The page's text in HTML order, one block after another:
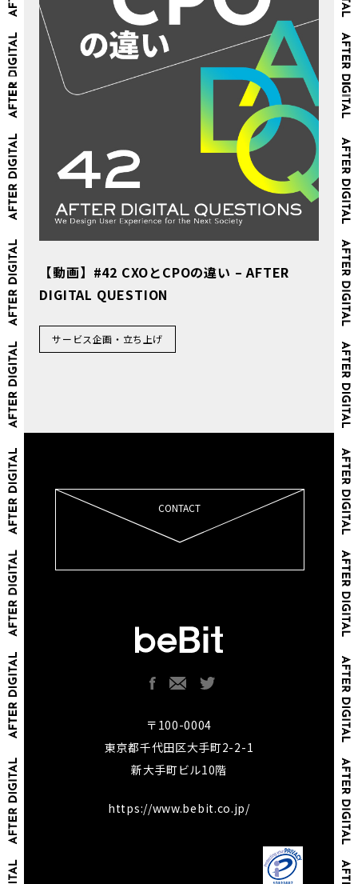
【動画】#42 CXOとCPOの違い – AFTER
DIGITAL QUESTION
サービス企画・立ち上げ
CONTACT
〒100-0004
東京都千代田区大手町2-2-1
新大手町ビル10階
https://www.bebit.co.jp/